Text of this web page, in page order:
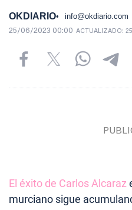
OKDIARIO info@okdiario.com
25/06/2023 00:00 ACTUALIZADO:
El éxito de Carlos Alcaraz
murciano sigue